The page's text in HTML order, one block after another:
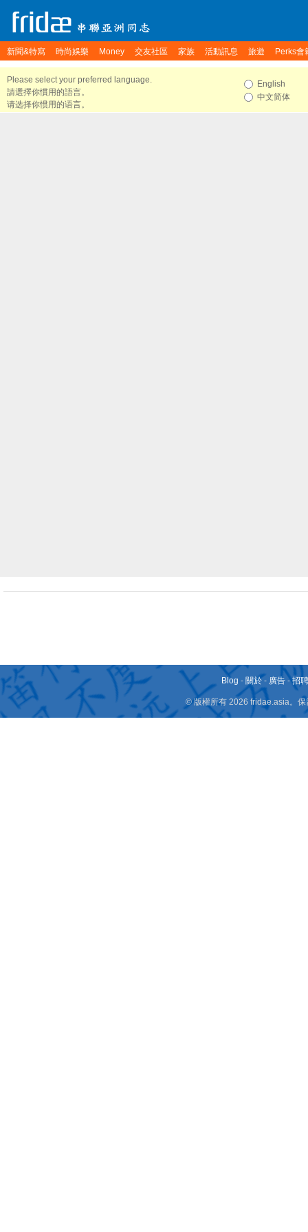
新聞&特寫 時尚娛樂 Money 交友社區 家族 活動訊息 旅遊 Perks會
Please select your preferred language.
請選擇你慣用的語言。
请选择你惯用的语言。
English
中文简体
Blog - 關於 - 廣告 -招
© 版權所有 2026 fridae.asia。